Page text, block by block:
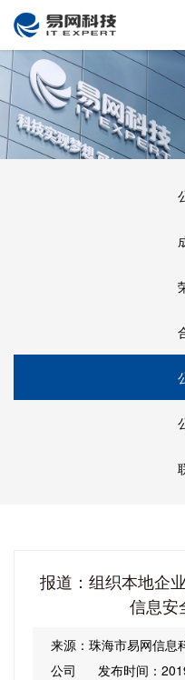
报道：组织本地企
信息安
来源：珠海市易网信息
公司
发布时间：